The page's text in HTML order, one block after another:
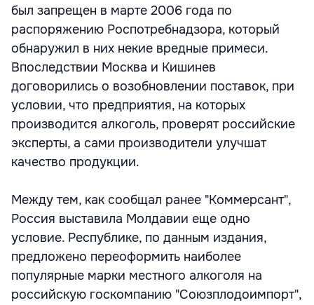
был запрещен в марте 2006 года по
распоряжению Роспотребнадзора, который
обнаружил в них некие вредные примеси.
Впоследствии Москва и Кишинев
договорились о возобновлении поставок, при
условии, что предприятия, на которых
производится алкоголь, проверят российские
эксперты, а сами производители улучшат
качество продукции.
Между тем, как сообщал ранее "Коммерсант",
Россия выставила Молдавии еще одно
условие. Республике, по данным издания,
предложено переоформить наиболее
популярные марки местного алкоголя на
российскую госкомпанию "Союзплодоимпорт",